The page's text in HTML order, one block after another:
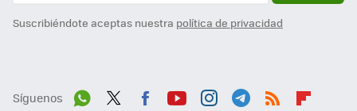
Suscribiéndote aceptas nuestra política de privacidad
Síguenos